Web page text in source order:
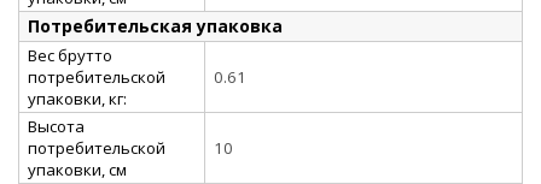
Потребительская упаковка
Вес брутто
потребительской
упаковки, кг:
0.61
Высота
потребительской
упаковки, см
10